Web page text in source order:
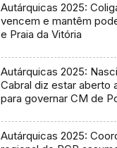
Autárquicas 2025:
vencem e mantêm
e Praia da Vitória
Autárquicas 2025:
Cabral diz estar aberto
para governar CM de
Autárquicas 2025: